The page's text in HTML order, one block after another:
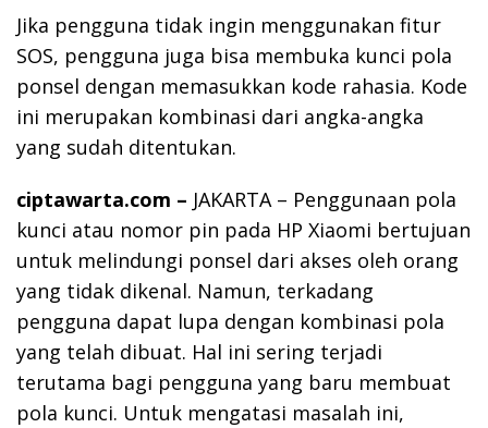
Jika pengguna tidak ingin menggunakan fitur
SOS, pengguna juga bisa membuka kunci pola
ponsel dengan memasukkan kode rahasia. Kode
ini merupakan kombinasi dari angka-angka
yang sudah ditentukan.
ciptawarta.com – JAKARTA – Penggunaan pola
kunci atau nomor pin pada HP Xiaomi bertujuan
untuk melindungi ponsel dari akses oleh orang
yang tidak dikenal. Namun, terkadang
pengguna dapat lupa dengan kombinasi pola
yang telah dibuat. Hal ini sering terjadi
terutama bagi pengguna yang baru membuat
pola kunci. Untuk mengatasi masalah ini,